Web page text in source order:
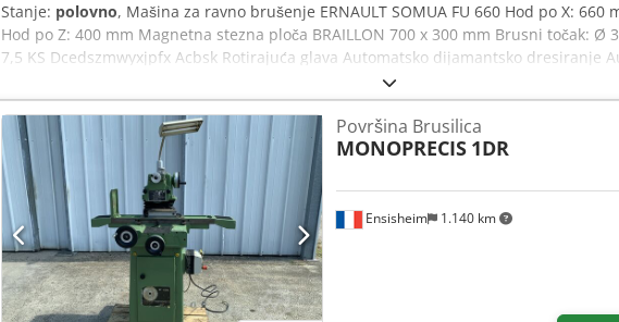
Stanje: polovno, Mašina za ravno brušenje ERNAULT SOMUA FU 660 Hod po X: 660
Hod po Z: 400 mm Magnetna stezna ploča BRAILLON 700 x 300 mm Brusni točak: Ø
7,5 KS Dcedszmwyxjpfx Acbsk Rotirajuća glava Automatsko dijamantsko dresiranje
- Z Rezervoar za mazivo Hidraulična grupa Napon: 220 V trofazni Dužina: 2900 mm
Ukupna visina: 2200 mm Težina: oko 4,5 T
Ensisheim 1.140 km
Površina Brusilica
MONOPRECIS 1DR